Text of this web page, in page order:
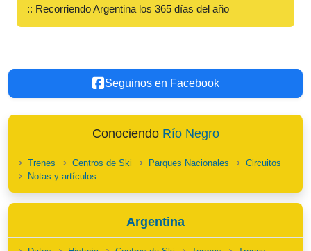
:: Recorriendo Argentina los 365 días del año
Seguinos en Facebook
Conociendo Río Negro
Trenes Centros de Ski Parques Nacionales
Circuitos
Notas y artículos
Argentina